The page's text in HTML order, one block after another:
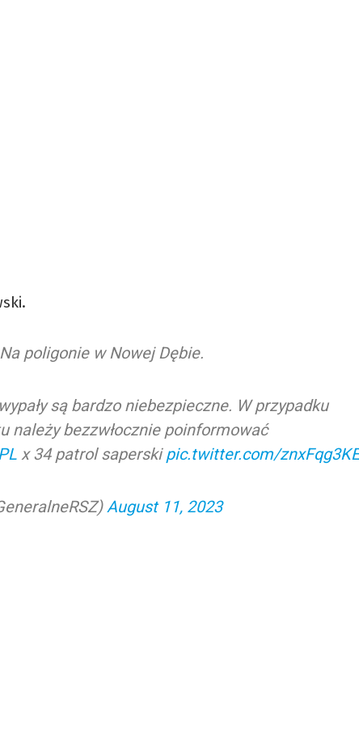
poligonie w Nowej Dębie.
są bardzo niebezpieczne. W przypadku
należy bezzwłocznie poinformować
x 34 patrol saperskipic.twitter.com/
August 11, 2023